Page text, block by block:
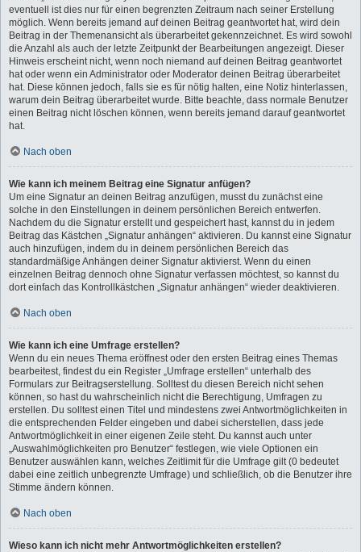
eventuell ist dies nur für einen begrenzten Zeitraum nach seiner Erstellung
möglich. Wenn bereits jemand auf deinen Beitrag geantwortet hat, wird dein
Beitrag in der Themenansicht als überarbeitet gekennzeichnet. Es wird sowohl
die Anzahl als auch der letzte Zeitpunkt der Bearbeitungen angezeigt. Dieser
Hinweis erscheint nicht, wenn noch niemand auf deinen Beitrag geantwortet
hat oder wenn ein Administrator oder Moderator deinen Beitrag überarbeitet
hat. Diese können jedoch, falls sie es für nötig halten, eine Notiz hinterlassen,
warum dein Beitrag überarbeitet wurde. Bitte beachte, dass normale Benutzer
einen Beitrag nicht löschen können, wenn bereits jemand darauf geantwortet
hat.
Nach oben
Wie kann ich meinem Beitrag eine Signatur anfügen?
Um eine Signatur an deinen Beitrag anzufügen, musst du zunächst eine
solche in den Einstellungen in deinem persönlichen Bereich entwerfen.
Nachdem du die Signatur erstellt und gespeichert hast, kannst du in jedem
Beitrag das Kästchen „Signatur anhängen“ aktivieren. Du kannst eine Signatur
auch hinzufügen, indem du in deinem persönlichen Bereich das
standardmäßige Anhängen deiner Signatur aktivierst. Wenn du einen
einzelnen Beitrag dennoch ohne Signatur verfassen möchtest, so kannst du
dort einfach das Kontrollkästchen „Signatur anhängen“ wieder deaktivieren.
Nach oben
Wie kann ich eine Umfrage erstellen?
Wenn du ein neues Thema eröffnest oder den ersten Beitrag eines Themas
bearbeitest, findest du ein Register „Umfrage erstellen“ unterhalb des
Formulars zur Beitragserstellung. Solltest du diesen Bereich nicht sehen
können, so hast du wahrscheinlich nicht die Berechtigung, Umfragen zu
erstellen. Du solltest einen Titel und mindestens zwei Antwortmöglichkeiten in
die entsprechenden Felder eingeben und dabei sicherstellen, dass jede
Antwortmöglichkeit in einer eigenen Zeile steht. Du kannst auch unter
„Auswahlmöglichkeiten pro Benutzer“ festlegen, wie viele Optionen ein
Benutzer auswählen kann, welches Zeitlimit für die Umfrage gilt (0 bedeutet
dabei eine zeitlich unbegrenzte Umfrage) und schließlich, ob die Benutzer ihre
Stimme ändern können.
Nach oben
Wieso kann ich nicht mehr Antwortmöglichkeiten erstellen?